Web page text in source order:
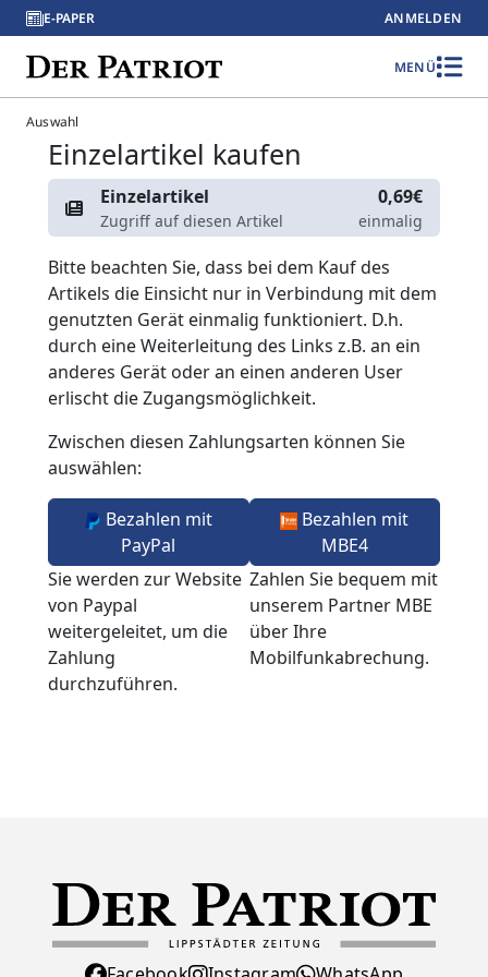
E-PAPER ANMELDEN
MENÜ
Auswahl
Einzelartikel kaufen
Einzelartikel
Zugriff auf diesen Artikel
0,69€
einmalig
Bitte beachten Sie, dass bei dem Kauf des
Artikels die Einsicht nur in Verbindung mit dem
genutzten Gerät einmalig funktioniert. D.h.
durch eine Weiterleitung des Links z.B. an ein
anderes Gerät oder an einen anderen User
erlischt die Zugangsmöglichkeit.
Zwischen diesen Zahlungsarten können Sie
auswählen:
Bezahlen mit
PayPal
Sie werden zur Website
von Paypal
weitergeleitet, um die
Zahlung
durchzuführen.
Bezahlen mit
MBE4
Zahlen Sie bequem mit
unserem Partner MBE
über Ihre
Mobilfunkabrechung.